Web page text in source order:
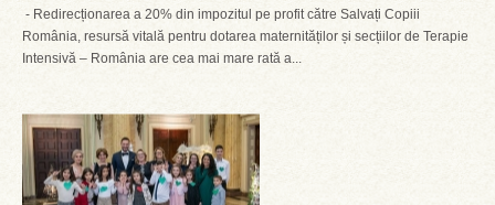
- Redirecționarea a 20% din impozitul pe profit către Salvați Copiii
România, resursă vitală pentru dotarea maternităților și secțiilor de Terapie
Intensivă – România are cea mai mare rată a...